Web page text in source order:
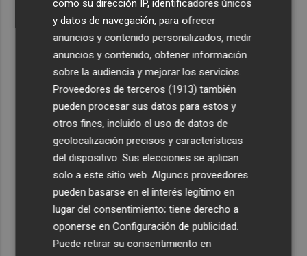
como su dirección IP, identificadores únicos
y datos de navegación, para ofrecer
anuncios y contenido personalizados, medir
anuncios y contenido, obtener información
sobre la audiencia y mejorar los servicios.
Proveedores de terceros (1913) también
pueden procesar sus datos para estos y
otros fines, incluido el uso de datos de
geolocalización precisos y características
del dispositivo. Sus elecciones se aplican
solo a este sitio web. Algunos proveedores
pueden basarse en el interés legítimo en
lugar del consentimiento; tiene derecho a
oponerse enConfiguración de publicidad
Puede retirar su consentimiento en